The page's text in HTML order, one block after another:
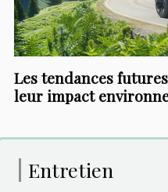
Les tendances
leur impact
Entretien